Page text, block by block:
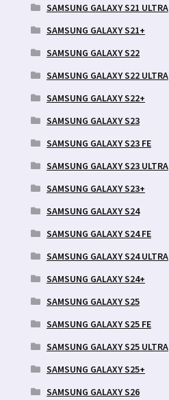
SAMSUNG GALAXY S21 ULTRA
SAMSUNG GALAXY S21+
SAMSUNG GALAXY S22
SAMSUNG GALAXY S22 ULTRA
SAMSUNG GALAXY S22+
SAMSUNG GALAXY S23
SAMSUNG GALAXY S23 FE
SAMSUNG GALAXY S23 ULTRA
SAMSUNG GALAXY S23+
SAMSUNG GALAXY S24
SAMSUNG GALAXY S24 FE
SAMSUNG GALAXY S24 ULTRA
SAMSUNG GALAXY S24+
SAMSUNG GALAXY S25
SAMSUNG GALAXY S25 FE
SAMSUNG GALAXY S25 ULTRA
SAMSUNG GALAXY S25+
SAMSUNG GALAXY S26